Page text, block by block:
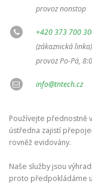
provoz nonstop
+420 373 700
(zákaznická linka)
provoz Po-Pá,
info@tntech.cz
Používejte přednostně
ústředna zajistí
rovněž evidovány.
Naše služby jsou
proto předpokládáme